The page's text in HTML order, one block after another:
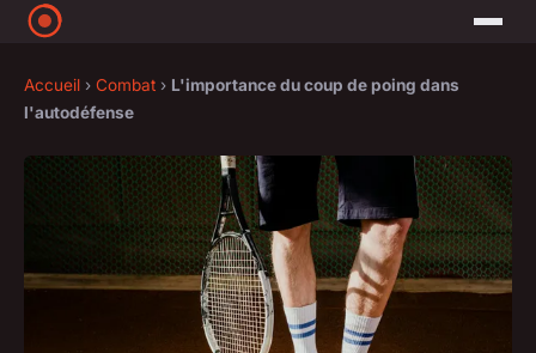
Accueil › Combat › L'importance du coup de poing dans
l'autodéfense